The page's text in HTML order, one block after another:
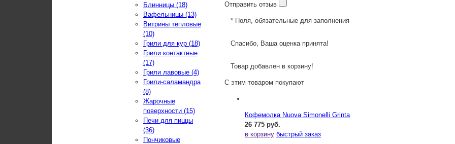
Отправить отзыв
* Поля, обязательные для заполнения
Спасибо, Ваша оценка принята!
Товар добавлен в корзину!
С этим товаром покупают
Кофемолка Nuova Simonelli Grinta
26 775 руб.
в корзину быстрый заказ
Блинницы (18)
Вафельницы (13)
Витрины тепловые
(10)
Грили для кур (18)
Грили контактные
(17)
Грили лавовые (4)
Грили-саламандра
(8)
Жарочные
поверхности (15)
Печи для пиццы
(36)
Пончиковые